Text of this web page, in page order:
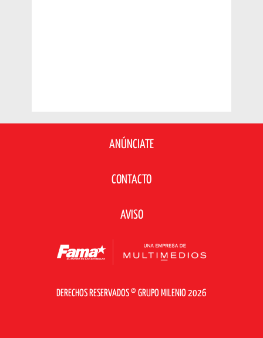
ANÚNCIATE
CONTACTO
AVISO
DERECHOS RESERVADOS © GRUPO MILENIO 2026